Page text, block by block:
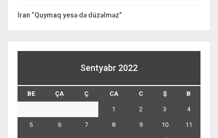
İran “Quymaq yesə də düzəlməz”
Sentyabr 2022
BE ÇA Ç CA C Ş B
1 2 3 4
5 6 7 8 9 10 11